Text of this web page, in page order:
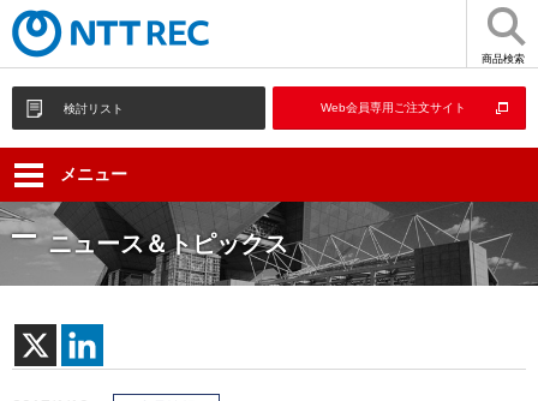
商品検索
検討リスト Web会員専用ご注文サイト
メニュー
ニュース＆トピックス